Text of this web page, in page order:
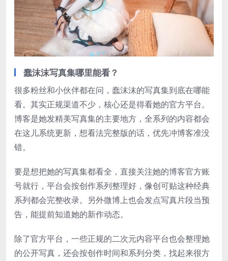
蠢沫沫写真集哪里能看？
很多粉丝和小伙伴都在问，蠢沫沫的写真集到底在哪能
看。其实正规渠道不少，核心还是得看她的官方平台。
博客是她发精美写真集的主要地方，全系列的内容都会
在这儿系统更新，想看法完整版的话，优先冲博客准没
错。
要是想把她的写真集都看全，直接关注她的博客官方账
号就行，平台会按创作系列整理好，像创可贴这种经典
系列都会完整收录。另外微博上也会发点写真片段当预
告，能提前知道她的新作动态。
除了官方平台，一些正规的二次元内容平台也会整理她
的公开写真，还会按创作时间和系列分类，找起来很方